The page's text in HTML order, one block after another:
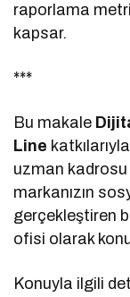
raporlama
kapsar.
***
Bu makale
Line
uzman
markanızın
gerçekleştiren
ofisi olarak
Konuyla ilgili